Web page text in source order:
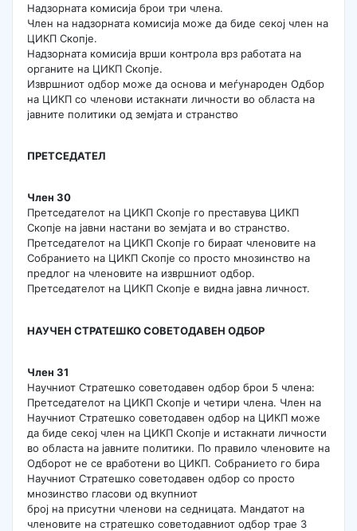
Надзорната комисија брои три члена.
Член на надзорната комисија може да биде секој член на
ЦИКП Скопје.
Надзорната комисија врши контрола врз работата на
органите на ЦИКП Скопје.
Извршниот одбор може да основа и меѓународен Одбор
на ЦИКП со членови истакнати личности во областа на
јавните политики од земјата и странство
ПРЕТСЕДАТЕЛ
Член 30
Претседателот на ЦИКП Скопје го преставува ЦИКП
Скопје на јавни настани во земјата и во странство.
Претседателот на ЦИКП Скопје го бираат членовите на
Собранието на ЦИКП Скопје со просто мнозинство на
предлог на членовите на извршниот одбор.
Претседателот на ЦИКП Скопје е видна јавна личност.
НАУЧЕН СТРАТЕШКО СОВЕТОДАВЕН ОДБОР
Член 31
Научниот Стратешко советодавен одбор брои 5 члена:
Претседателот на ЦИКП Скопје и четири члена. Член на
Научниот Стратешко советодавен одбор на ЦИКП може
да биде секој член на ЦИКП Скопје и истакнати личности
во областа на јавните политики. По правило членовите на
Одборот не се вработени во ЦИКП. Собранието го бира
Научниот Стратешко советодавен одбор со просто
мнозинство гласови од вкупниот
број на присутни членови на седницата. Мандатот на
членовите на стратешко советодавниот одбор трае 3